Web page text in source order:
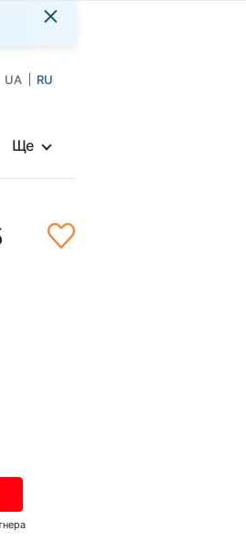
×
UA RU
Ще